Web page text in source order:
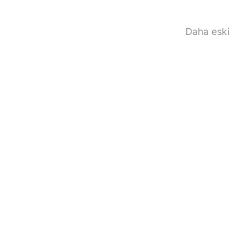
Daha eski